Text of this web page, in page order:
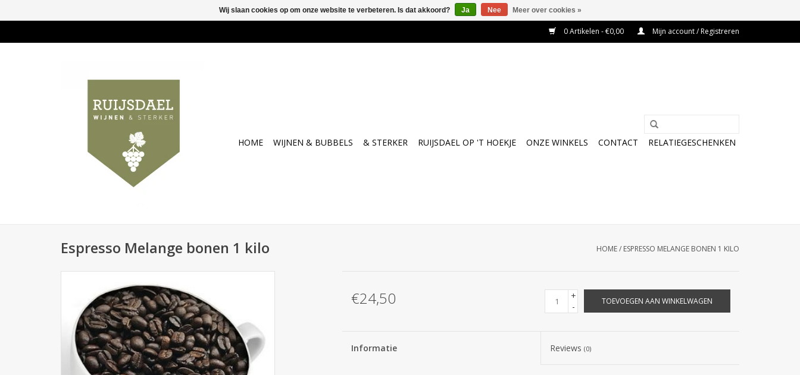
0 Artikelen - €0,00 Mijn account / Registreren
HOME WIJNEN & BUBBELS & STERKER RUIJSDAEL OP 'T HOEKJE ONZE WINKELS CONTACT RELATIEGESCHENKEN
Espresso Melange bonen 1 kilo HOME/ ESPRESSO MELANGE BONEN 1 KILO
€24,50
+
-
TOEVOEGEN AAN WINKELWAGEN
Informatie Reviews(0)
Wij slaan cookies op om onze website te verbeteren. Is dat akkoord? Ja Nee Meer over cookies »